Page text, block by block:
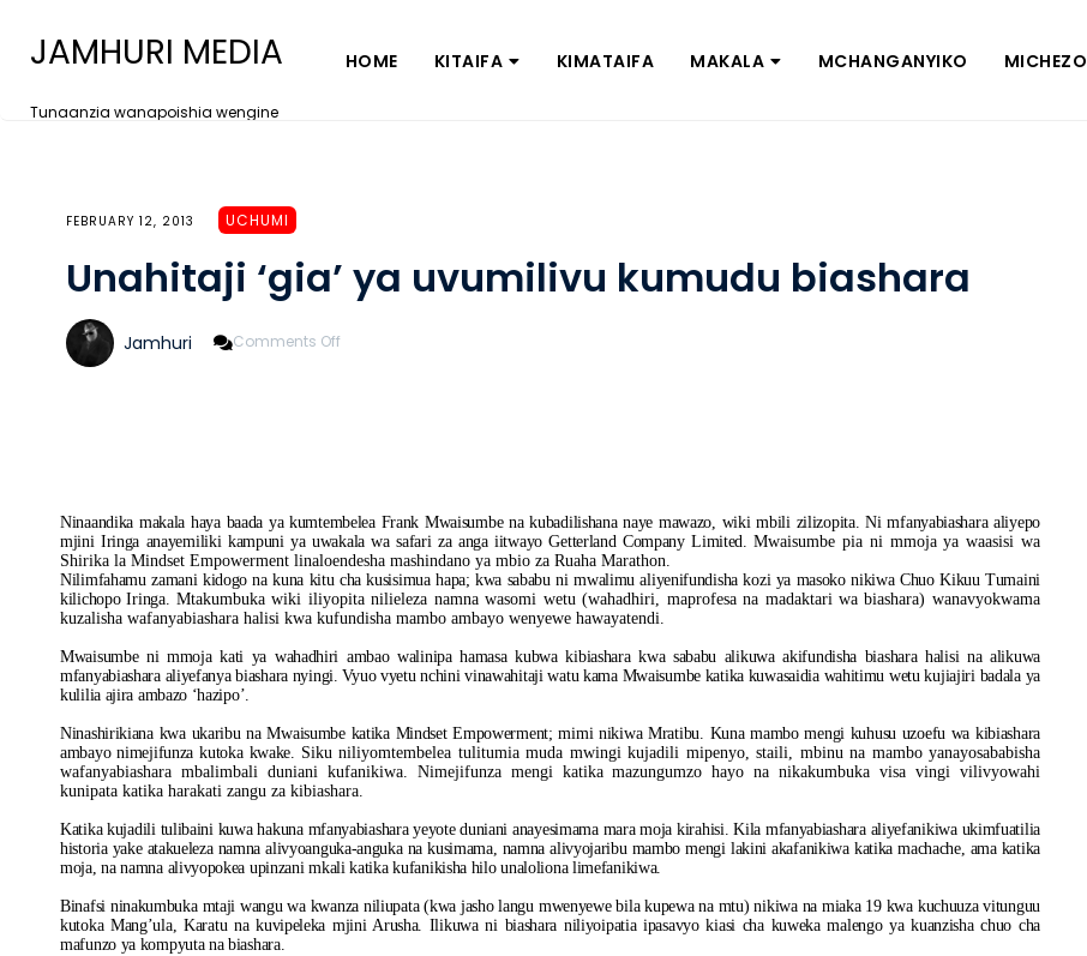
JAMHURI MEDIA
Tunaanzia wanapoishia wengine
HOME KITAIFA KIMATAIFA MAKALA MCHANGANYIKO MICHEZO
FEBRUARY 12, 2013 UCHUMI
Unahitaji ‘gia’ ya uvumilivu kumudu biashara
Jamhuri Comments Off
Ninaandika makala haya baada ya kumtembelea Frank Mwaisumbe na kubadilishana naye mawazo, wiki mbili zilizopita. Ni mfanyabiashara aliyepo
mjini Iringa anayemiliki kampuni ya uwakala wa safari za anga iitwayo Getterland Company Limited.Mwaisumbe pia ni mmoja ya waasisi wa
Shirika la Mindset Empowerment linaloendesha mashindano ya mbio za Ruaha Marathon.
Nilimfahamu zamani kidogo na kuna kitu cha kusisimua hapa; kwa sababu ni mwalimu aliyenifundisha kozi ya masoko nikiwa Chuo Kikuu Tumaini
kilichopo Iringa. Mtakumbuka wiki iliyopita nilieleza namna wasomi wetu (wahadhiri, maprofesa na madaktari wa biashara) wanavyokwama
kuzalisha wafanyabiashara halisi kwa kufundisha mambo ambayo wenyewe hawayatendi.
Mwaisumbe ni mmoja kati ya wahadhiri ambao walinipa hamasa kubwa kibiashara kwa sababu alikuwa akifundisha biashara halisi na alikuwa
mfanyabiashara aliyefanya biashara nyingi. Vyuo vyetu nchini vinawahitaji watu kama Mwaisumbe katika kuwasaidia wahitimu wetu kujiajiri badala ya
kulilia ajira ambazo ‘hazipo’.
Ninashirikiana kwa ukaribu na Mwaisumbe katika Mindset Empowerment; mimi nikiwa Mratibu. Kuna mambo mengi kuhusu uzoefu wa kibiashara
ambayo nimejifunza kutoka kwake. Siku niliyomtembelea tulitumia muda mwingi kujadili mipenyo, staili, mbinu na mambo yanayosababisha
wafanyabiashara mbalimbali duniani kufanikiwa. Nimejifunza mengi katika mazungumzo hayo na nikakumbuka visa vingi vilivyowahi
kunipata katika harakati zangu za kibiashara.
Katika kujadili tulibaini kuwa hakuna mfanyabiashara yeyote duniani anayesimama mara moja kirahisi. Kila mfanyabiashara aliyefanikiwa ukimfuatilia
historia yake atakueleza namna alivyoanguka-anguka na kusimama, namna alivyojaribu mambo mengi lakini akafanikiwa katika machache, ama katika
moja, na namna alivyopokea upinzani mkali katika kufanikisha hilo unaloliona limefanikiwa.
Binafsi ninakumbuka mtaji wangu wa kwanza niliupata (kwa jasho langu mwenyewe bila kupewa na mtu) nikiwa na miaka 19 kwa kuchuuza vitunguu
kutoka Mang’ula, Karatu na kuvipeleka mjini Arusha. Ilikuwa ni biashara niliyoipatia ipasavyo kiasi cha kuweka malengo ya kuanzisha chuo cha
mafunzo ya kompyuta na biashara.